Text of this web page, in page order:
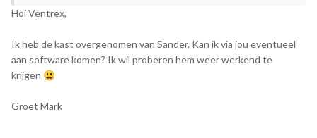
Hoi Ventrex,
Ik heb de kast overgenomen van Sander. Kan ik via jou eventueel
aan software komen? Ik wil proberen hem weer werkend te
krijgen 😃
Groet Mark